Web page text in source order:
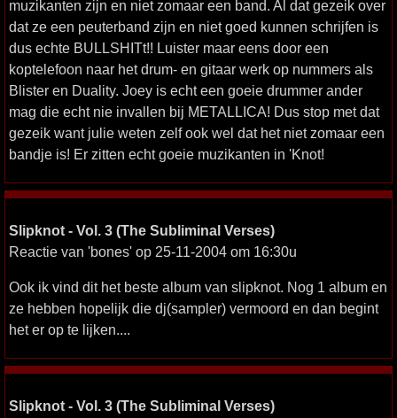
muzikanten zijn en niet zomaar een band. Al dat gezeik over
dat ze een peuterband zijn en niet goed kunnen schrijfen is
dus echte BULLSHITt!! Luister maar eens door een
koptelefoon naar het drum- en gitaar werk op nummers als
Blister en Duality. Joey is echt een goeie drummer ander
mag die echt nie invallen bij METALLICA! Dus stop met dat
gezeik want julie weten zelf ook wel dat het niet zomaar een
bandje is! Er zitten echt goeie muzikanten in 'Knot!
Slipknot - Vol. 3 (The Subliminal Verses)
Reactie van 'bones' op 25-11-2004 om 16:30u
Ook ik vind dit het beste album van slipknot. Nog 1 album en
ze hebben hopelijk die dj(sampler) vermoord en dan begint
het er op te lijken....
Slipknot - Vol. 3 (The Subliminal Verses)